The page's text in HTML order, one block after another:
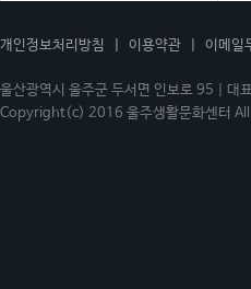
개인정보처리방침 이용약관 이메일
울산광역시 울주군 두서면 인보로 95
Copyright(c) 2016 울주생활문화센터